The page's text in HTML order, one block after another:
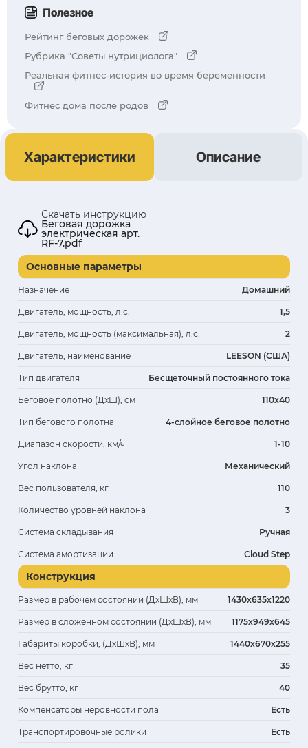
Полезное
Рейтинг беговых дорожек
Рубрика "Советы нутрициолога"
Реальная фитнес-история во время беременности
Фитнес дома после родов
Характеристики Описание
Скачать инструкцию
Беговая дорожка
электрическая арт.
RF-7.pdf
Основные параметры
Назначение Домашний
Двигатель, мощность, л.с. 1,5
Двигатель, мощность (максимальная), л.с. 2
Двигатель, наименование LEESON (США)
Тип двигателя Бесщеточный постоянного тока
Беговое полотно (ДхШ), см 110х40
Тип бегового полотна 4-слойное беговое полотно
Диапазон скорости, км/ч 1-10
Угол наклона Механический
Вес пользователя, кг 110
Количество уровней наклона 3
Система складывания Ручная
Система амортизации Cloud Step
Конструкция
Размер в рабочем состоянии (ДхШхВ), мм 1430х635х1220
Размер в сложенном состоянии (ДхШхВ), мм 1175х949х645
Габариты коробки, (ДхШхВ), мм 1440х670х255
Вес нетто, кг 35
Вес брутто, кг 40
Компенсаторы неровности пола Есть
Транспортировочные ролики Есть